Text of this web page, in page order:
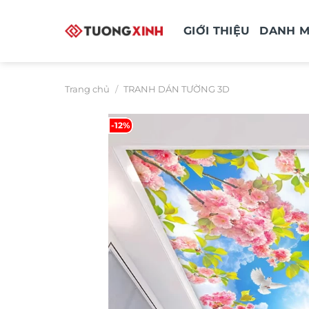
GIỚI THIỆU DANH
Trang chủ / TRANH DÁN TƯỜNG 3D
-12%